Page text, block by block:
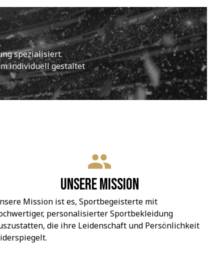
spezialisiert.
individuell gestaltet
Unsere Mission
Mission ist es, Sportbegeisterte mit
personalisierter Sportbekleidung
die ihre Leidenschaft und Persönlichkeit